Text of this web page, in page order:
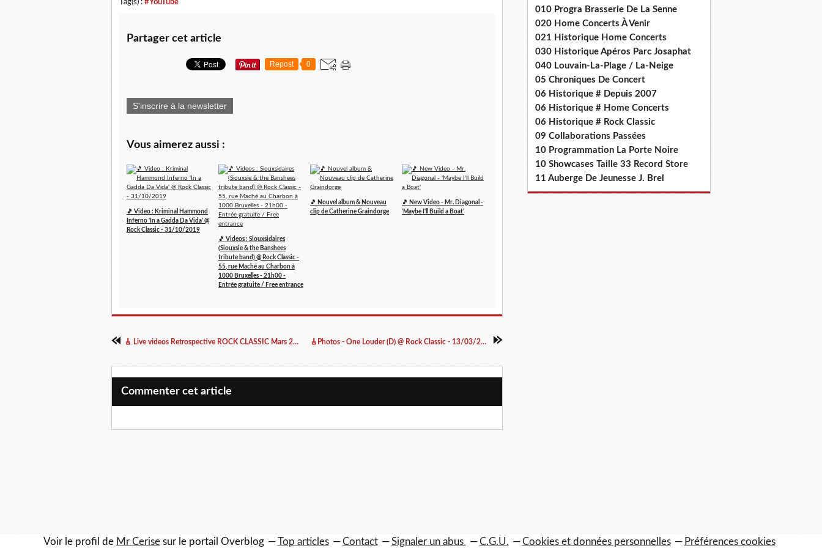
Tag(s) : #YouTube
Partager cet article
Repost 0
S'inscrire à la newsletter
Vous aimerez aussi :
🎵 Video : Kriminal Hammond
Inferno 'In a Gadda Da Vida' @
Rock Classic - 31/10/2019
🎵 Videos : Siouxsidaires
(Siouxsie & the Banshees
tribute band) @ Rock Classic -
55, rue Maché au Charbon à
1000 Bruxelles - 21h00 -
Entrée gratuite / Free entrance
🎵 Nouvel album & Nouveau
clip de Catherine Graindorge
🎵 New Video - Mr. Diagonal -
'Maybe I'll Build a Boat'
🎸 Live videos Retrospective ROCK CLASSIC Mars 2020 🎸Photos - One Louder (D) @ Rock Classic - 13/03/2020
Commenter cet article
010 Progra Brasserie De La Senne
020 Home Concerts À Venir
021 Historique Home Concerts
030 Historique Apéros Parc Josaphat
040 Louvain-La-Plage / La-Neige
05 Chroniques De Concert
06 Historique # Depuis 2007
06 Historique # Home Concerts
06 Historique # Rock Classic
09 Collaborations Passées
10 Programmation La Porte Noire
10 Showcases Taille 33 Record Store
11 Auberge De Jeunesse J. Brel
Voir le profil de Mr Cerisesur le portail Overblog Top articles Contact Signaler un abus C.G.U. Cookies et données personnelles Préférences cookies